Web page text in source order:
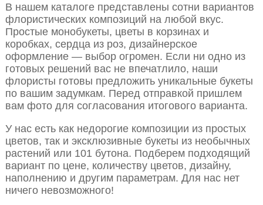
В нашем каталоге представлены сотни вариантов
флористических композиций на любой вкус.
Простые монобукеты, цветы в корзинах и
коробках, сердца из роз, дизайнерское
оформление — выбор огромен. Если ни одно из
готовых решений вас не впечатлило, наши
флористы готовы предложить уникальные букеты
по вашим задумкам. Перед отправкой пришлем
вам фото для согласования итогового варианта.
У нас есть как недорогие композиции из простых
цветов, так и эксклюзивные букеты из необычных
растений или 101 бутона. Подберем подходящий
вариант по цене, количеству цветов, дизайну,
наполнению и другим параметрам. Для нас нет
ничего невозможного!